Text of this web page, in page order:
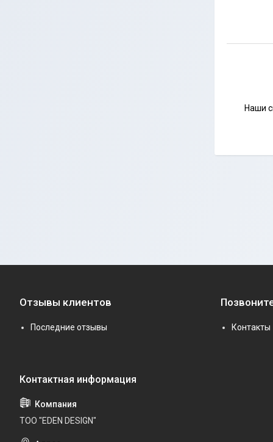
Наши
Отзывы клиентов
Последние отзывы Контакты
ТОО "EDEN DESIGN"